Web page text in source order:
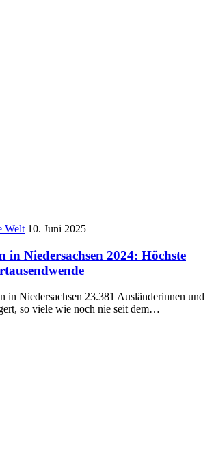
Welt 10. Juni 2025
in Niedersachsen 2024: Höchste
in Niedersachsen 23.381 Ausländerinnen und
so viele wie noch nie seit dem…